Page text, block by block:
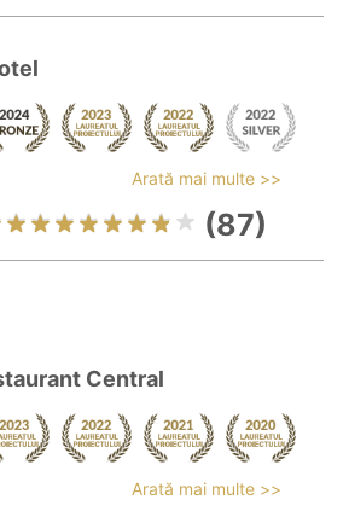
Arată mai multe >>
(87)
Central
Arată mai multe >>